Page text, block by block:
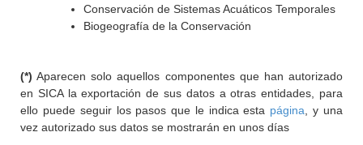
Conservación de Sistemas Acuáticos Temporales
Biogeografía de la Conservación
(*) Aparecen solo aquellos componentes que han autorizado
en SICA la exportación de sus datos a otras entidades, para
ello puede seguir los pasos que le indica esta página , y una
vez autorizado sus datos se mostrarán en unos días